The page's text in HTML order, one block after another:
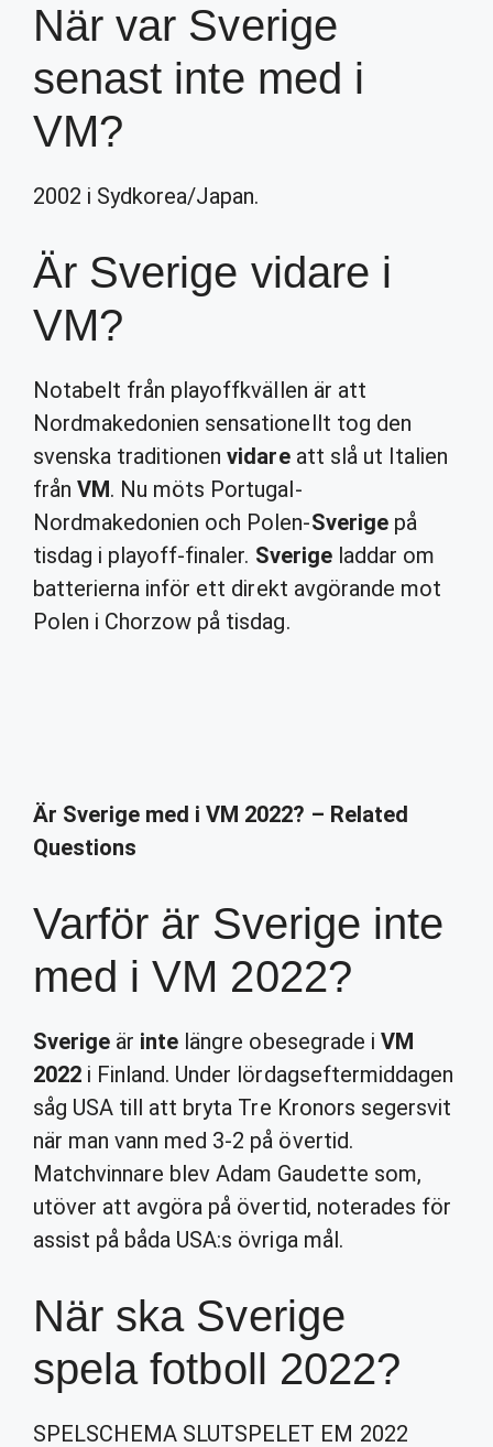
När var Sverige
senast inte med i
VM?
2002 i Sydkorea/Japan.
Är Sverige vidare i
VM?
Notabelt från playoffkvällen är att
Nordmakedonien sensationellt tog den
svenska traditionenvidareatt slå ut Italien
frånVM. Nu möts Portugal-
Nordmakedonien och Polen-Sverigepå
tisdag i playoff-finaler. Sverigeladdar om
batterierna inför ett direkt avgörande mot
Polen i Chorzow på tisdag.
Är Sverige med i VM 2022? – Related
Questions
Varför är Sverige inte
med i VM 2022?
Sverige är inte längre obesegrade i VM
2022 i Finland. Under lördagseftermiddagen
såg USA till att bryta Tre Kronors segersvit
när man vann med 3-2 på övertid.
Matchvinnare blev Adam Gaudette som,
utöver att avgöra på övertid, noterades för
assist på båda USA:s övriga mål.
När ska Sverige
spela fotboll 2022?
SPELSCHEMA SLUTSPELET EM 2022